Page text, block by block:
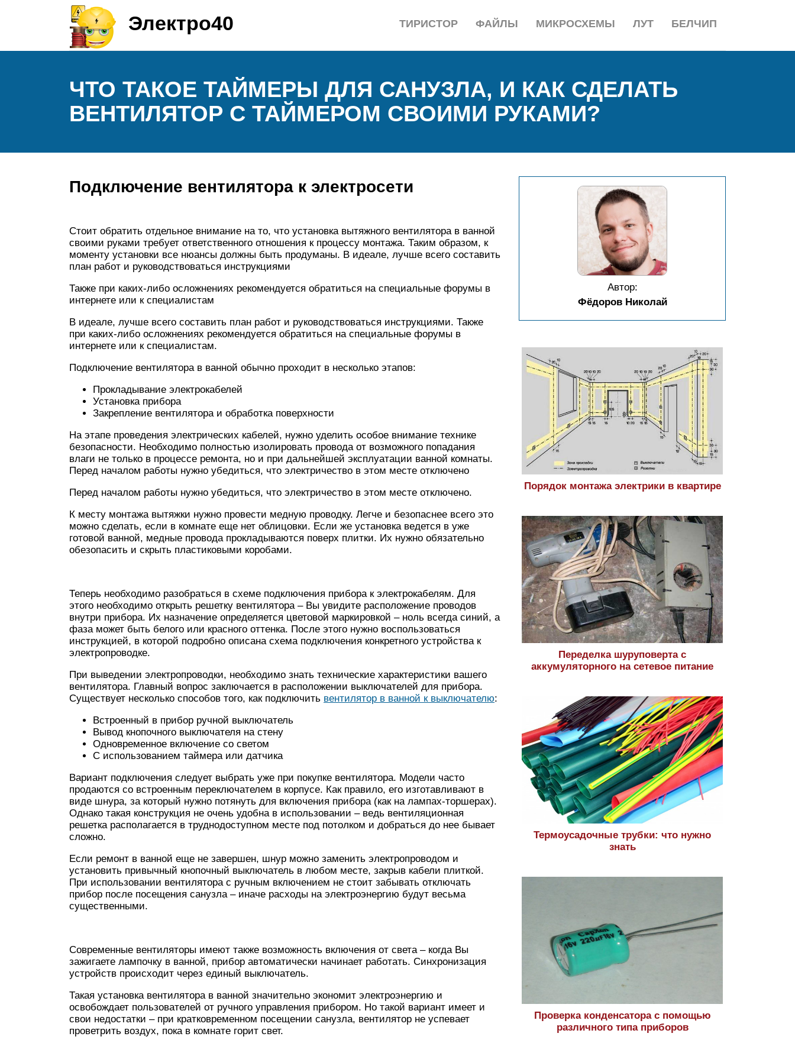
Электро40 БЕЛЧИП
ЛУТ
МИКРОСХЕМЫ
ФАЙЛЫ
ТИРИСТОР
ЧТО ТАКОЕ ТАЙМЕРЫ ДЛЯ САНУЗЛА, И КАК СДЕЛАТЬ
ВЕНТИЛЯТОР С ТАЙМЕРОМ СВОИМИ РУКАМИ?
Подключение вентилятора к электросети
Стоит обратить отдельное внимание на то, что установка вытяжного вентилятора в ванной
своими руками требует ответственного отношения к процессу монтажа. Таким образом, к
моменту установки все нюансы должны быть продуманы. В идеале, лучше всего составить
план работ и руководствоваться инструкциями
Также при каких-либо осложнениях рекомендуется обратиться на специальные форумы в
интернете или к специалистам
В идеале, лучше всего составить план работ и руководствоваться инструкциями. Также
при каких-либо осложнениях рекомендуется обратиться на специальные форумы в
интернете или к специалистам.
Подключение вентилятора в ванной обычно проходит в несколько этапов:
Прокладывание электрокабелей
Установка прибора
Закрепление вентилятора и обработка поверхности
На этапе проведения электрических кабелей, нужно уделить особое внимание технике
безопасности. Необходимо полностью изолировать провода от возможного попадания
влаги не только в процессе ремонта, но и при дальнейшей эксплуатации ванной комнаты.
Перед началом работы нужно убедиться, что электричество в этом месте отключено
Перед началом работы нужно убедиться, что электричество в этом месте отключено.
К месту монтажа вытяжки нужно провести медную проводку. Легче и безопаснее всего это
можно сделать, если в комнате еще нет облицовки. Если же установка ведется в уже
готовой ванной, медные провода прокладываются поверх плитки. Их нужно обязательно
обезопасить и скрыть пластиковыми коробами.
Теперь необходимо разобраться в схеме подключения прибора к электрокабелям. Для
этого необходимо открыть решетку вентилятора – Вы увидите расположение проводов
внутри прибора. Их назначение определяется цветовой маркировкой – ноль всегда синий, а
фаза может быть белого или красного оттенка. После этого нужно воспользоваться
инструкцией, в которой подробно описана схема подключения конкретного устройства к
электропроводке.
При выведении электропроводки, необходимо знать технические характеристики вашего
вентилятора. Главный вопрос заключается в расположении выключателей для прибора.
Существует несколько способов того, как подключить вентилятор в ванной к выключателю:
Встроенный в прибор ручной выключатель
Вывод кнопочного выключателя на стену
Одновременное включение со светом
С использованием таймера или датчика
Вариант подключения следует выбрать уже при покупке вентилятора. Модели часто
продаются со встроенным переключателем в корпусе. Как правило, его изготавливают в
виде шнура, за который нужно потянуть для включения прибора (как на лампах-торшерах).
Однако такая конструкция не очень удобна в использовании – ведь вентиляционная
решетка располагается в труднодоступном месте под потолком и добраться до нее бывает
сложно.
Если ремонт в ванной еще не завершен, шнур можно заменить электропроводом и
установить привычный кнопочный выключатель в любом месте, закрыв кабели плиткой.
При использовании вентилятора с ручным включением не стоит забывать отключать
прибор после посещения санузла – иначе расходы на электроэнергию будут весьма
существенными.
Современные вентиляторы имеют также возможность включения от света – когда Вы
зажигаете лампочку в ванной, прибор автоматически начинает работать. Синхронизация
устройств происходит через единый выключатель.
Такая установка вентилятора в ванной значительно экономит электроэнергию и
освобождает пользователей от ручного управления прибором. Но такой вариант имеет и
свои недостатки – при кратковременном посещении санузла, вентилятор не успевает
проветрить воздух, пока в комнате горит свет.
Автор:
Фёдоров Николай
Порядок монтажа электрики в квартире
Переделка шуруповерта с
аккумуляторного на сетевое питание
Термоусадочные трубки: что нужно
знать
Проверка конденсатора с помощью
различного типа приборов